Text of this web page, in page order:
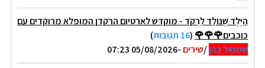
הַיֶּלֶד שֶׁנּוֹלַד לִרְקֹד - מוקדש לארטיום הרקדן המופלא מרוקדים עם
כוכבים🌹🌹🌹 (16 תגובות
)
שמואל כהן/שירים -05/08/2026 07:23